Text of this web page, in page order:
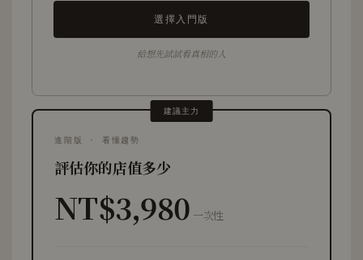
選擇入門版
給想先試試看真相的人
建議主力
進階版 · 看懂趨勢
評估你的店值多少
NT$3,980 一次性